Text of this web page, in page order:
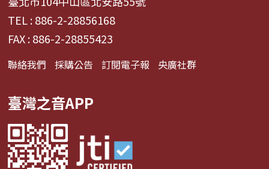
TEL : 886-2-28856168
FAX : 886-2-28855423
聯絡我們 採購公告 訂閱電子報 央廣社群
臺灣之音APP